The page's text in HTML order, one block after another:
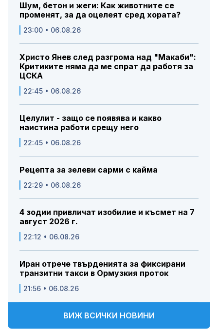
Шум, бетон и жеги: Как животните се
променят, за да оцелеят сред хората?
23:00 • 06.08.26
Христо Янев след разгрома над "Макаби":
Критиките няма да ме спрат да работя за
ЦСКА
22:45 • 06.08.26
Целулит - защо се появява и какво
наистина работи срещу него
22:45 • 06.08.26
Рецепта за зелеви сарми с кайма
22:29 • 06.08.26
4 зодии привличат изобилие и късмет на 7
август 2026 г.
22:12 • 06.08.26
Иран отрече твърденията за фиксирани
транзитни такси в Ормузкия проток
21:56 • 06.08.26
ВИЖ ВСИЧКИ НОВИНИ